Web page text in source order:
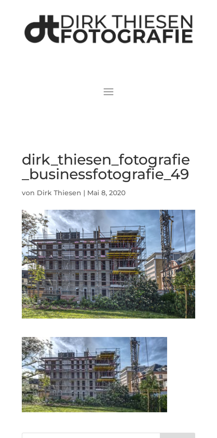
dirk_thiesen_fotografie
_businessfotografie_49
von Dirk Thiesen | Mai 8, 2020